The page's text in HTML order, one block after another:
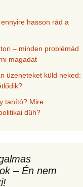
hasson rád a
– minden problémád
magadat
üzeneteket küld neked:
tanító? Mire
düh?
– Én nem